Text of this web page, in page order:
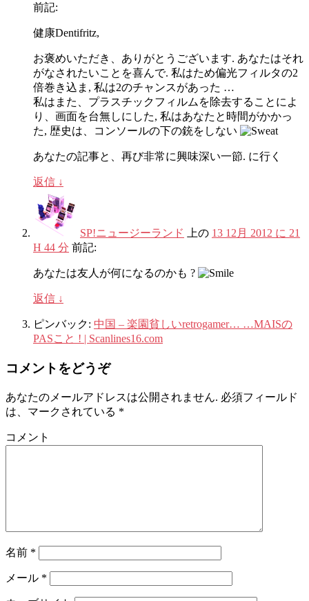
前記:
健康Dentifritz,
お褒めいただき、ありがとうございます. あなたはそれ
がなされたいことを喜んで. 私はため偏光フィルタの2
倍巻き込ま, 私は2のチャンスがあった …
私はまた、プラスチックフィルムを除去することによ
り、画面を台無しにした, 私はあなたと時間がかかっ
た, 歴史は、コンソールの下の銃をしない
あなたの記事と、再び非常に興味深い一節. に行く
返信 ↓
SP!ニュージーランド 上の 13 12月 2012 に 21
H 44 分 前記:
あなたは友人が何になるのかも ?
返信 ↓
ピンバック: 中国 – 楽園貧しいretrogamer… …MAISの
PASこと ! | Scanlines16.com
コメントをどうぞ
あなたのメールアドレスは公開されません. 必須フィールド
は、マークされている *
コメント
名前 *
メール *